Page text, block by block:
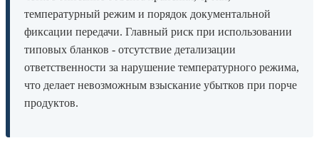
температурный режим и порядок документальной
фиксации передачи. Главный риск при использовании
типовых бланков - отсутствие детализации
ответственности за нарушение температурного режима,
что делает невозможным взыскание убытков при порче
продуктов.